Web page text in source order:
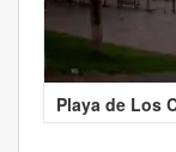
Playa de Los